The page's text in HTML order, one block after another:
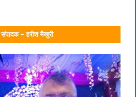
संपादक – हरीश मैखुरी